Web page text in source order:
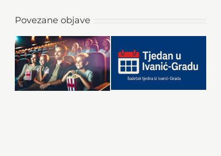
Povezane objave